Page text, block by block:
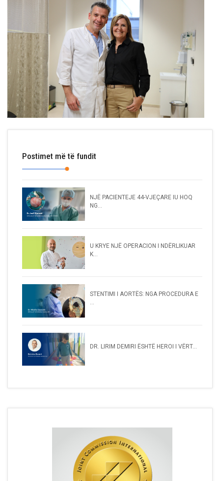
Postimet më të fundit
NJË PACIENTEJE 44-VJEÇARE IU HOQ
NG...
U KRYE NJË OPERACION I NDËRLIKUAR
K...
STENTIMI I AORTËS: NGA PROCEDURA E
...
DR. LIRIM DEMIRI ËSHTË HEROI I VËRT...